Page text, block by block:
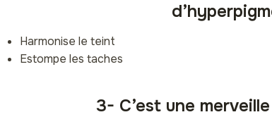
Harmonise le teint
Estompe les taches
3- C’est une